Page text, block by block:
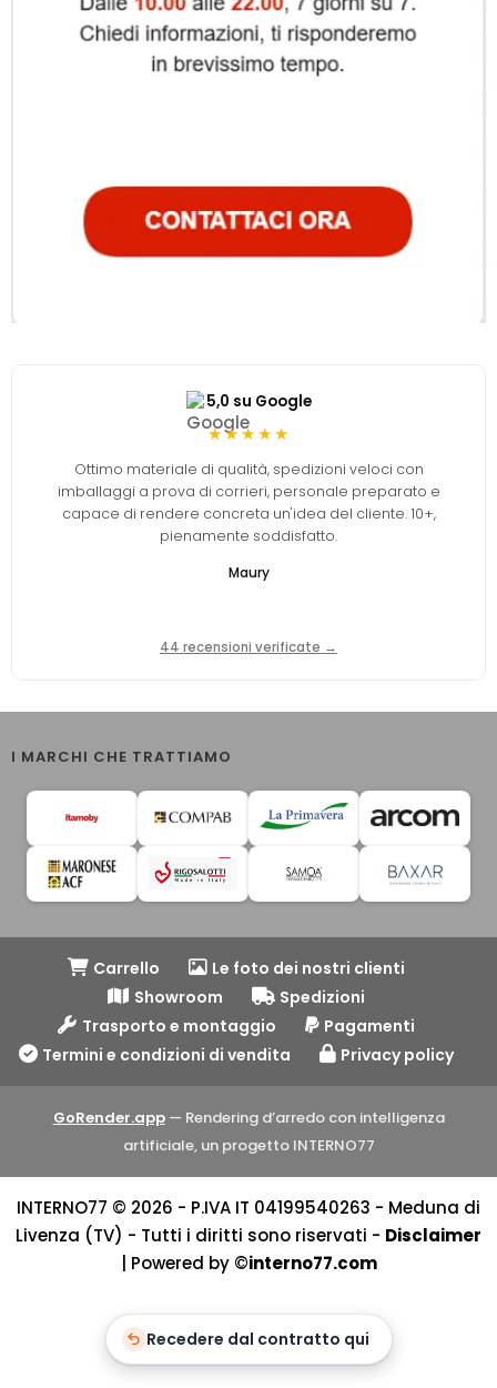
5,0 su Google
★★★★★
Ottimo materiale di qualità, spedizioni veloci con
imballaggi a prova di corrieri, personale preparato e
capace di rendere concreta un'idea del cliente. 10+,
pienamente soddisfatto.
Maury
44 recensioni verificate →
I MARCHI CHE TRATTIAMO
Carrello
Le foto dei nostri clienti
Showroom
Spedizioni
Trasporto e montaggio
Pagamenti
Termini e condizioni di vendita
Privacy policy
GoRender.app— Rendering d’arredo con intelligenza
artificiale, un progetto INTERNO77
INTERNO77 © 2026 - P.IVA IT 04199540263 - Meduna di
Livenza (TV) - Tutti i diritti sono riservati - Disclaimer
| Powered by ©interno77.com
Recedere dal contratto qui